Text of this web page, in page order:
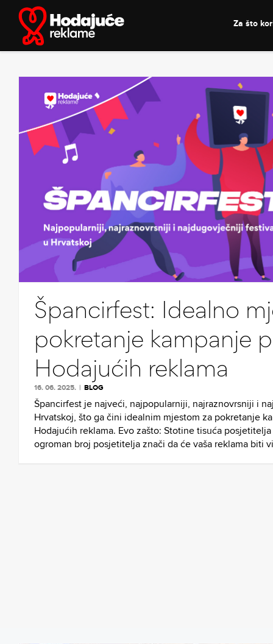
content
Za što
Špancirfest: Idealno
pokretanje kampanje
Hodajućih reklama
16. 06. 2025. | BLOG
Špancirfest je najveći, najpopularniji, najraznovrsniji i
Hrvatskoj, što ga čini idealnim mjestom za pokretanje
Hodajućih reklama. Evo zašto: Stotine tisuća
ogroman broj posjetitelja znači da će vaša reklama biti